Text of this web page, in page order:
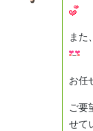
また
お任
ご要
せて